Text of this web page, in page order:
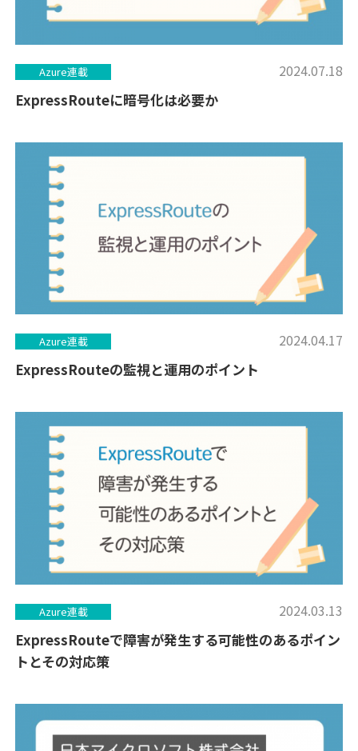
Azure連載 2024.07.18
ExpressRouteに暗号化は必要か
Azure連載 2024.04.17
ExpressRouteの監視と運用のポイント
Azure連載 2024.03.13
ExpressRouteで障害が発生する可能性のあるポイン
トとその対応策